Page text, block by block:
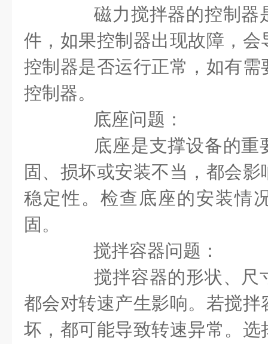
磁力搅拌器的控制器
件，如果控制器出现故障，
控制器是否运行正常，如有
控制器。
底座问题：
底座是支撑设备的重
固、损坏或安装不当，都会
稳定性。检查底座的安装情
固。
搅拌容器问题：
搅拌容器的形状、尺
都会对转速产生影响。若搅
坏，都可能导致转速异常。